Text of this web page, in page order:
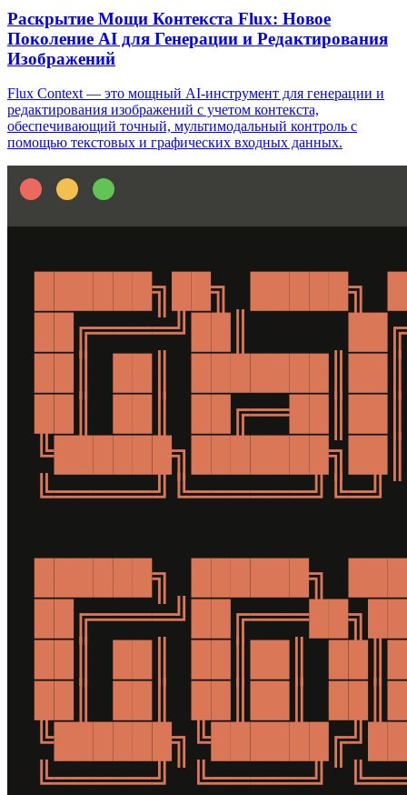
Раскрытие Мощи Контекста Flux: Новое
Поколение AI для Генерации и Редактирования
Изображений
Flux Context — это мощный AI-инструмент для генерации и
редактирования изображений с учетом контекста,
обеспечивающий точный, мультимодальный контроль с
помощью текстовых и графических входных данных.